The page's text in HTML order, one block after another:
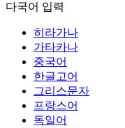
다국어 입력
히라가나
가타카나
중국어
한글고어
그리스문자
프랑스어
독일어